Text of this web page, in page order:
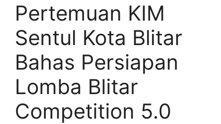
Pertemuan KIM
Sentul Kota Blitar
Bahas Persiapan
Lomba Blitar
Competition 5.0